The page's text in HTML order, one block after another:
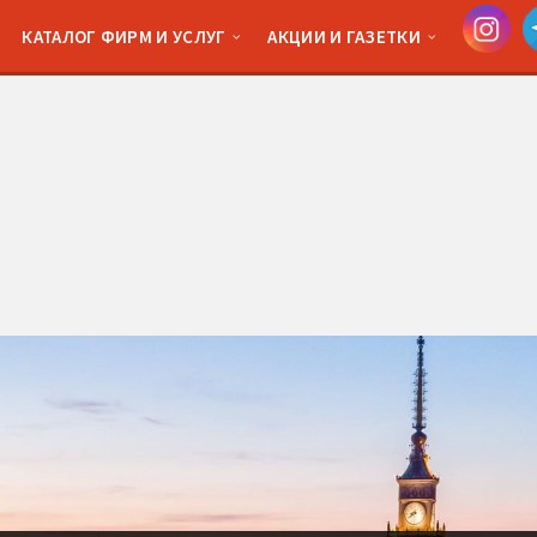
КАТАЛОГ ФИРМ И УСЛУГ АКЦИИ И ГАЗЕТКИ